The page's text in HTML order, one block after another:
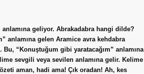
geliyor. Abrakadabra hangi dilde?
anlamına gelen Aramice avra kehdabra
“Konuştuğum gibi yaratacağım” anlamına
sevgili veya sevilen anlamına gelir. Kelime
aman, hadi ama! Çık oradan! Ah, kes